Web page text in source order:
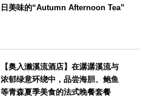
日美味的“Autumn Afternoon Tea”
【奥入濑溪流酒店】在潺潺溪流与
浓郁绿意环绕中，品尝海胆、鲍鱼
等青森夏季美食的法式晚餐套餐